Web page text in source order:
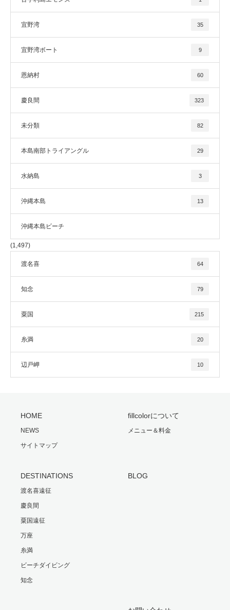
宜野湾 35
宜野湾ボート 9
恩納村 60
慶良間 323
未分類 82
本島南部トライアングル 29
水納島 3
沖縄本島 13
沖縄本島ビーチ
(1,497)
渡名喜 64
知念 79
粟国 215
糸満 20
辺戸岬 10
HOME
NEWS
サイトマップ
fillcolorについて
メニュー＆料金
DESTINATIONS
渡名喜遠征
慶良間
粟国遠征
万座
糸満
ビーチダイビング
知念
BLOG